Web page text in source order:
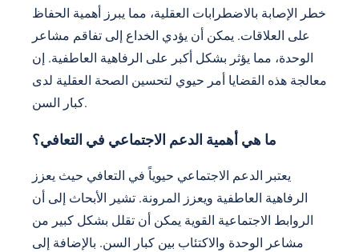
خطر الإصابة بالاضطرابات العقلية، مما يبرز أهمية الحفاظ
على العلاقات. يمكن أن يؤدي الخداع إلى تفاقم مشاعر
الوحدة، مما يؤثر بشكل أكبر على الرفاهية العاطفية. إن
معالجة هذه القضايا أمر حيوي لتحسين الصحة العقلية لدى
كبار السن.
ما هي أهمية الدعم الاجتماعي في التعافي؟
يعتبر الدعم الاجتماعي حيوياً في التعافي حيث يعزز
الرفاهية العاطفية ويعزز المرونة. تشير الأبحاث إلى أن
الروابط الاجتماعية القوية يمكن أن تقلل بشكل كبير من
مشاعر الوحدة والاكتئاب بين كبار السن. بالإضافة إلى